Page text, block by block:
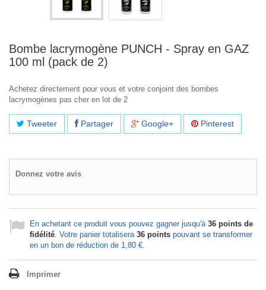
Bombe lacrymogène PUNCH - Spray en GAZ
100 ml (pack de 2)
Achetez directement pour vous et votre conjoint des bombes
lacrymogènes pas cher en lot de 2
Tweeter Partager Google+ Pinterest
Donnez votre avis
En achetant ce produit vous pouvez gagner jusqu'à 36 points de
fidélité . Votre panier totalisera 36 points pouvant se transformer
en un bon de réduction de 1,80 €
Imprimer